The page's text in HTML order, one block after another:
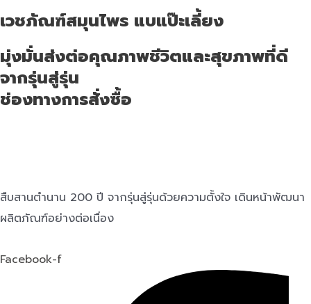
เวชภัณฑ์สมุนไพร แบแป๊ะเลี้ยง
มุ่งมั่นส่งต่อคุณภาพชีวิตและสุขภาพที่ดี
จากรุ่นสู่รุ่น
ช่องทางการสั่งซื้อ
สืบสานตำนาน 200 ปี จากรุ่นสู่รุ่นด้วยความตั้งใจ เดินหน้าพัฒนา
ผลิตภัณฑ์อย่างต่อเนื่อง
Facebook-f